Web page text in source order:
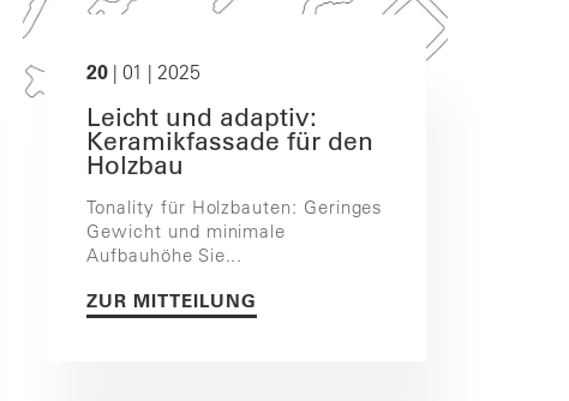
20 | 01 | 2025
Leicht und adaptiv:
Keramikfassade für den
Holzbau
Tonality für Holzbauten: Geringes
Gewicht und minimale
Aufbauhöhe Sie...
ZUR MITTEILUNG